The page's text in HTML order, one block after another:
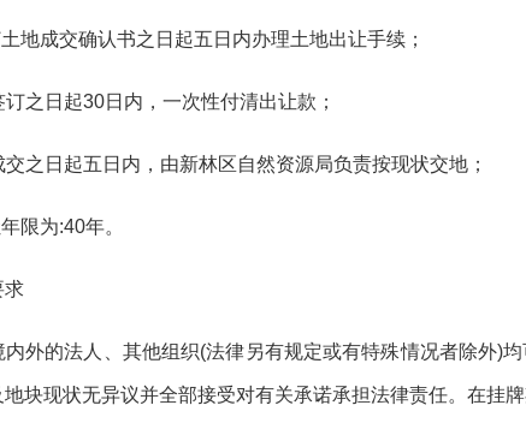
地成交确认书之日起五日内办理土地出让手续；
订之日起30日内，一次性付清出让款；
交之日起五日 内，由新林区自然资源局负责按现状交地；
年限为:40年。
求
外的法人、其他组织(法律另有规定或有特殊情况者除外)
块现状无异议并全部接受对有关承诺承担法律责任。在挂